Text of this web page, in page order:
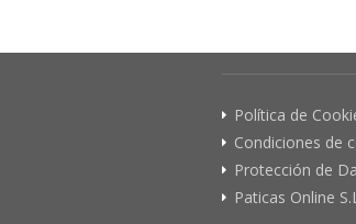
Política de
Condiciones de
Protección de
Paticas Online